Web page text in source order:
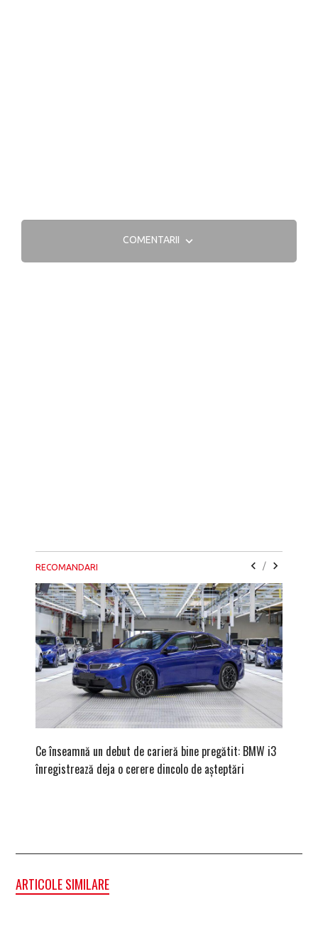
COMENTARII
RECOMANDARI /
Ce înseamnă un debut de carieră bine pregătit: BMW i3
înregistrează deja o cerere dincolo de așteptări
ARTICOLE SIMILARE